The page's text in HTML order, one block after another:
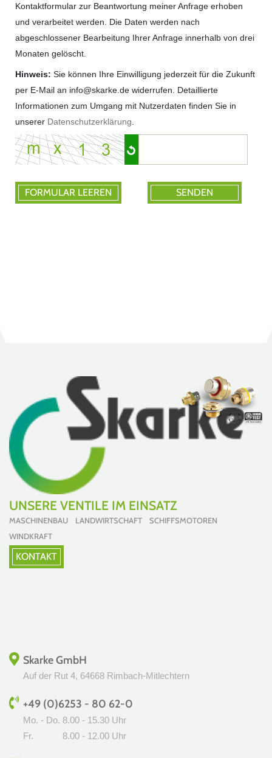
Kontaktformular zur Beantwortung meiner Anfrage erhoben
und verarbeitet werden. Die Daten werden nach
abgeschlossener Bearbeitung Ihrer Anfrage innerhalb von drei
Monaten gelöscht.
Hinweis: Sie können Ihre Einwilligung jederzeit für die Zukunft
per E-Mail an info@skarke.de widerrufen. Detaillierte
Informationen zum Umgang mit Nutzerdaten finden Sie in
unserer Datenschutzerklärung
FORMULAR LEEREN SENDEN
UNSERE VENTILE IM EINSATZ
MASCHINENBAU LANDWIRTSCHAFT SCHIFFSMOTOREN
WINDKRAFT
KONTAKT
Skarke GmbH
Auf der Rut 4, 64668 Rimbach-Mitlechtern
+49 (0)6253 - 80 62-0
Mo. - Do. 8.00 - 15.30 Uhr
Fr.
8.00 - 12.00 Uhr